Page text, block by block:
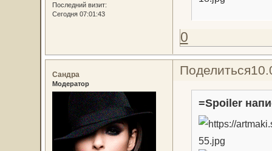
Последний визит:
Сегодня 07:01:43
0
Поделиться
Сандра
Модератор
=Spoiler